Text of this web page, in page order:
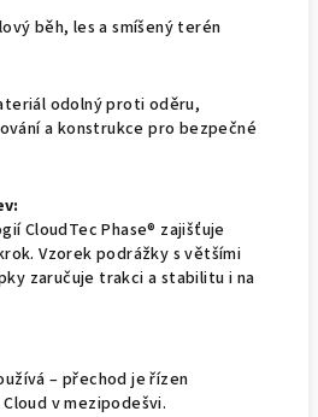
běh, les a smíšený terén
odolný proti oděru,
a konstrukce pro bezpečné
CloudTec Phase® zajišťuje
Vzorek podrážky s většími
zaručuje trakci a stabilitu i na
– přechod je řízen
v mezipodešvi.